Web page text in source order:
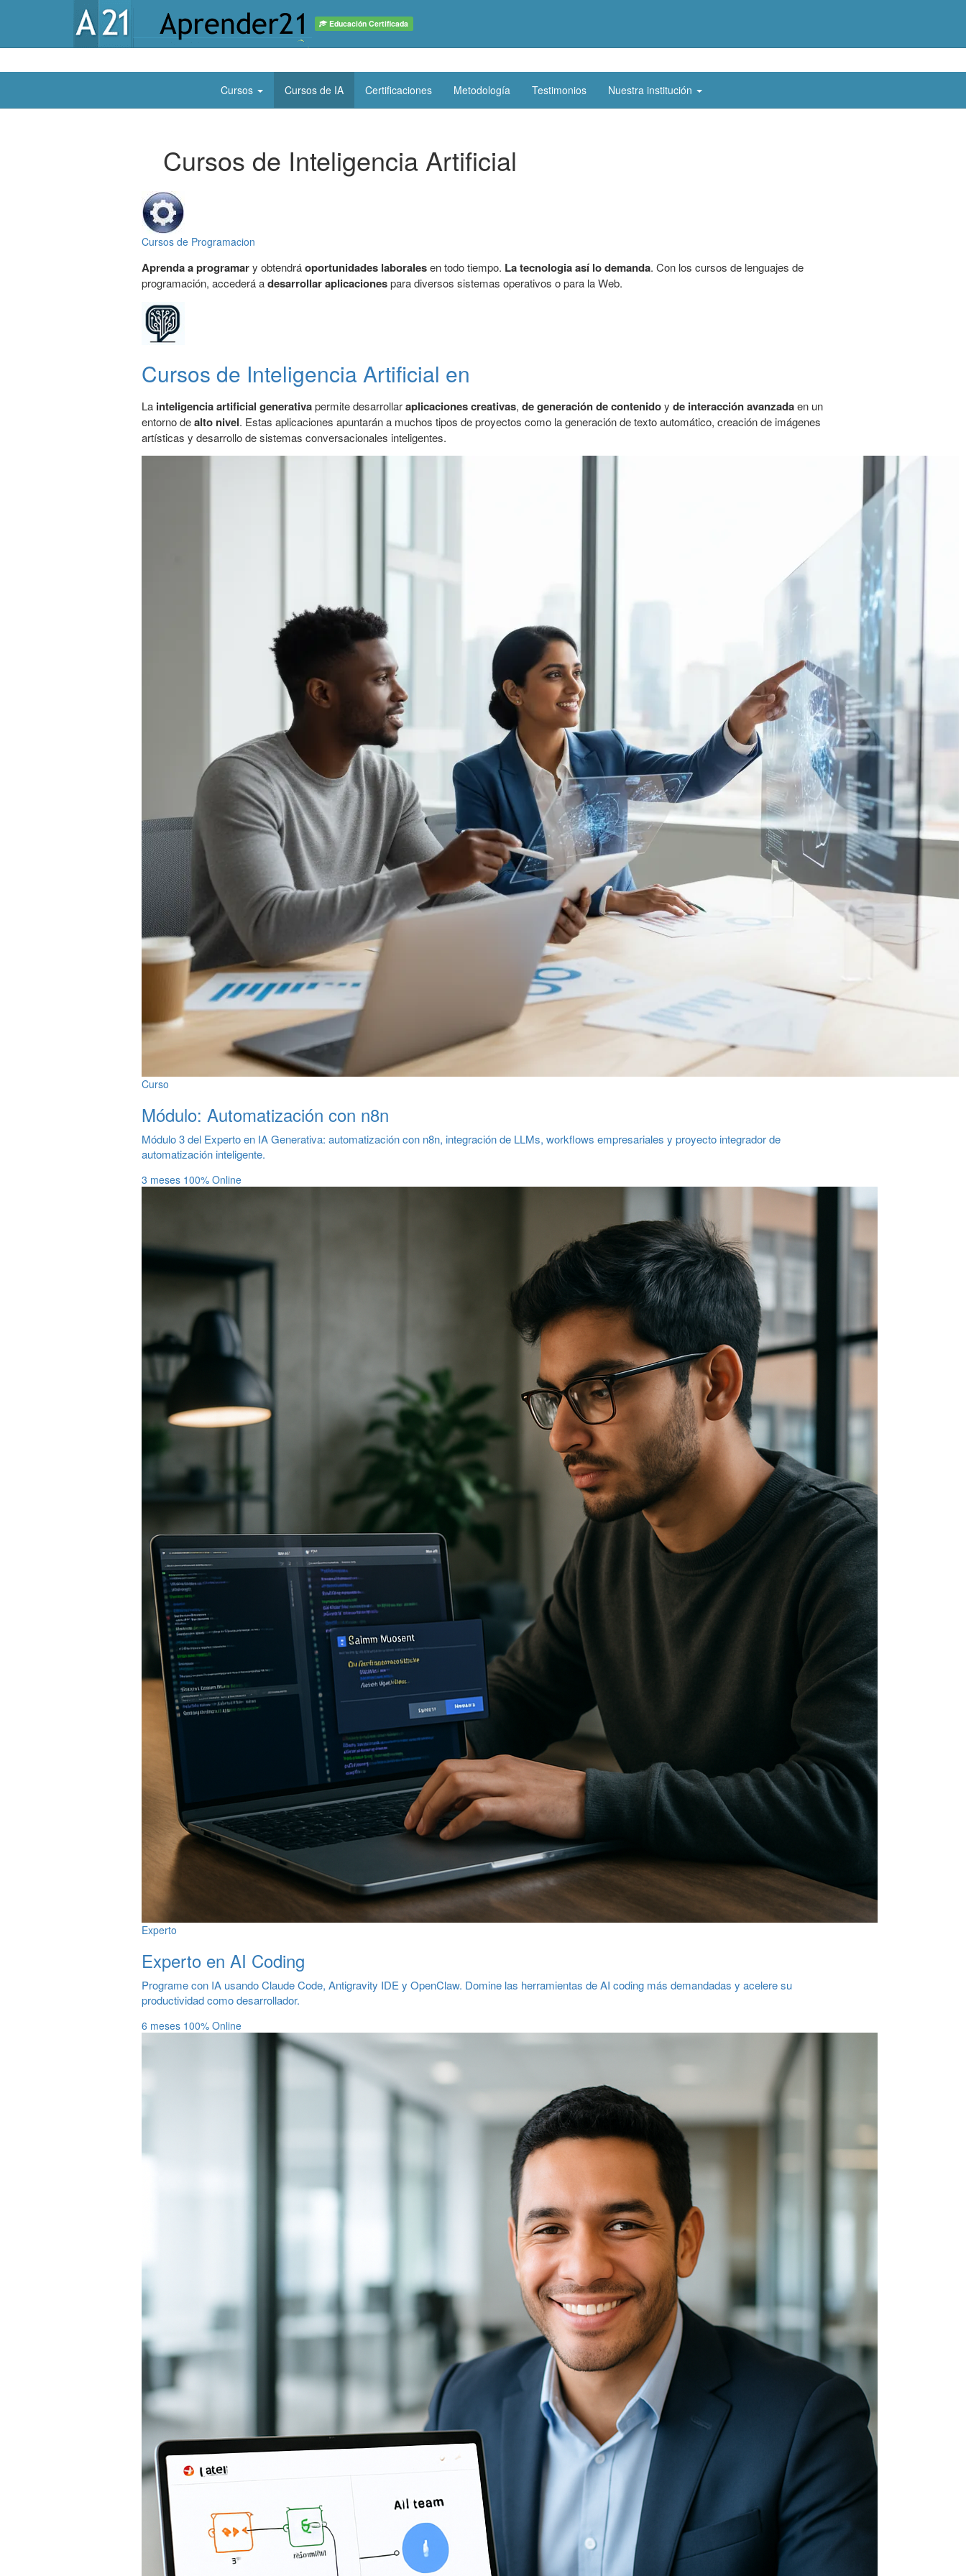
Educación Certificada
Cursos Cursos de IA Certificaciones Metodología Testimonios Nuestra institución
Cursos de Inteligencia Artificial
Cursos de Programacion
Aprenda a programary obtendráoportunidades laboralesen todo tiempo. La tecnologia así lo demanda. Con los cursos de lenguajes de
programación, accederá adesarrollar aplicacionespara diversos sistemas operativos o para la Web.
Cursos de Inteligencia Artificial en
La inteligencia artificial generativapermite desarrollaraplicacionescreativas, de generación de contenidoy de interacción avanzadaen un
entorno dealto nivel. Estas aplicaciones apuntarán a muchos tipos de proyectos como la generación de texto automático, creación de imágenes
artísticas y desarrollo de sistemas conversacionales inteligentes.
Curso
Módulo: Automatización con n8n
Módulo 3 del Experto en IA Generativa: automatización con n8n, integración de LLMs, workflows empresariales y proyecto integrador de
automatización inteligente.
3 meses 100% Online
Experto
Experto en AI Coding
Programe con IA usando Claude Code, Antigravity IDE y OpenClaw. Domine las herramientas de AI coding más demandadas y acelere su
productividad como desarrollador.
6 meses 100% Online